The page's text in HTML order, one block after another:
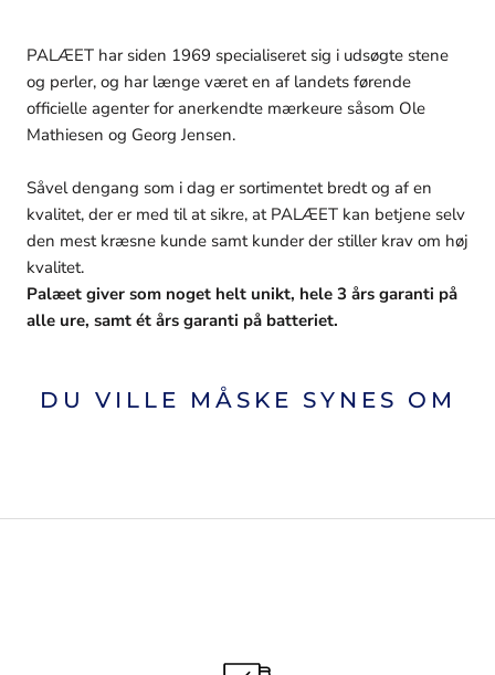
PALÆET har siden 1969 specialiseret sig i udsøgte stene
og perler, og har længe været en af landets førende
officielle agenter for anerkendte mærkeure såsom Ole
Mathiesen og Georg Jensen.
Såvel dengang som i dag er sortimentet bredt og af en
kvalitet, der er med til at sikre, at PALÆET kan betjene selv
den mest kræsne kunde samt kunder der stiller krav om høj
kvalitet.
Palæet giver som noget helt unikt, hele 3 års garanti på
alle ure, samt ét års garanti på batteriet.
DU VILLE MÅSKE SYNES OM